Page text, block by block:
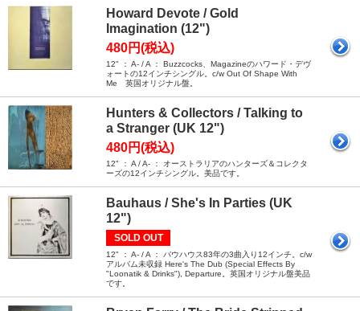
Howard Devote / Gold
Imagination (12")
480円(税込)
12" ： A- / A ： Buzzcocks、Magazineのハワード・デヴ
ォートの12インチシングル。c/w Out Of Shape With
Me 英国オリジナル盤。
Hunters & Collectors / Talking to
a Stranger (UK 12")
480円(税込)
12" ： A / A- ： オーストラリアのハンターズ＆コレクタ
ーズの12インチシングル。美品です。
Bauhaus / She's In Parties (UK
12")
SOLD OUT
12" ： A- / A ： バウハウス83年の3曲入り12インチ。c/w
アルバム未収録 Here's The Dub (Special Effects By
"Loonatik & Drinks"), Departure。英国オリジナル盤美品
です。